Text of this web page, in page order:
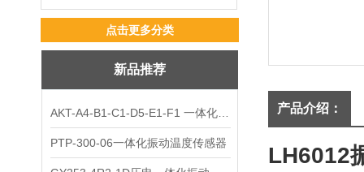
点击更多分类
新品推荐
PTP-300-06一体化振动温度传感器
产品介绍：
LH6012